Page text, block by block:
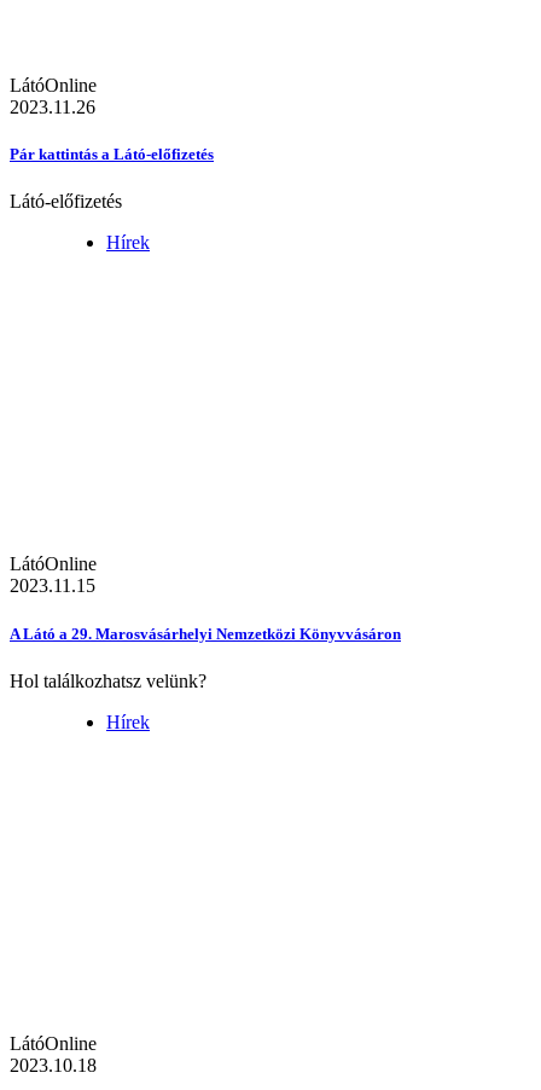
LátóOnline
2023.11.26
Pár kattintás a Látó-előfizetés
Látó-előfizetés
Hírek
LátóOnline
2023.11.15
A Látó a 29. Marosvásárhelyi Nemzetközi Könyvvásáron
Hol találkozhatsz velünk?
Hírek
LátóOnline
2023.10.18